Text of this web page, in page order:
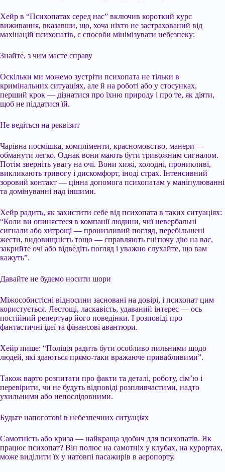
Хейр в “Психопатах серед нас” включив короткий курс
виживання, вказавши, що, хоча ніхто не застрахований від
махінацій психопатів, є способи мінімізувати небезпеку:
Знайте, з чим маєте справу
Оскільки ми можемо зустріти психопата не тільки в
кримінальних ситуаціях, але й на роботі або у стосунках,
перший крок — дізнатися про їхню природу і про те, як діяти,
щоб не піддатися їй.
Не ведіться на реквізит
Чарівна посмішка, компліменти, красномовство, манери —
обманути легко. Однак вони мають бути тривожним сигналом.
Потім зверніть увагу на очі. Вони хижі, холодні, проникливі,
викликають тривогу і дискомфорт, іноді страх. Інтенсивний
зоровий контакт — цінна допомога психопатам у маніпулюванні
та домінуванні над іншими.
Хейр радить, як захистити себе від психопата в таких ситуаціях:
“Коли ви опиняєтеся в компанії людини, чиї невербальні
сигнали або хитрощі — пронизливий погляд, перебільшені
жести, видовищність тощо — справляють гнітючу дію на вас,
закрийте очі або відведіть погляд і уважно слухайте, що вам
кажуть”.
Давайте не будемо носити шори
Міжособистісні відносини засновані на довірі, і психопат цим
користується. Лестощі, ласкавість, удаваний інтерес — ось
постійний репертуар його поведінки. І розповіді про
фантастичні ідеї та фінансові авантюри.
Хейр пише: “Поліція радить бути особливо пильними щодо
людей, які здаються прямо-таки вражаюче привабливими”.
Також варто розпитати про факти та деталі, роботу, сім’ю і
перевірити, чи не будуть відповіді розпливчастими, надто
ухильними або непослідовними.
Будьте напоготові в небезпечних ситуаціях
Самотність або криза — найкраща здобич для психопатів. Як
працює психопат? Він полює на самотніх у клубах, на курортах,
може виділити їх у натовпі пасажирів в аеропорту.